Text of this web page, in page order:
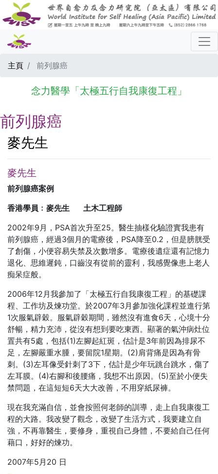
主頁 前列腺癌
念力醫學「太極五行自我康復工程」
前列腺癌
麥先生
麥先生
前列腺癌案例
香港學員﹕麥先生 土木工程師
2002年9月，PSA首次升至25。醫生抽樣化驗證實我患有
前列腺癌，經過3個月的電療後，PSA降至0.2，但是膀胱受
了創傷，小便容易失禁及次數增多。電療後遺症還有記憶力
退化、思維遲鈍，口齒沒有從前的靈利，我感覺像患上老人
痴呆症般。
2006年12月我參加了「太極五行自我康復工程」的基礎課
程、工作坊及煉功堂。於2007年3月參加強化課程並進行第
1次服氣辟穀。服氣辟穀期間，雖然沒有進食6天，心境十分
舒暢，精力充沛，從沒有想到要吃東西。顯著的氣沖病灶位
置共有5處，包括(1)左腳起紅斑，估計是3年前因為排尿不
足，左腳嚴重水腫，要留院1星期。(2)肩背痛是因為有骨
刺。(3)左耳像受針刺了3下，估計是少年玩跳台跳水，傷了
左耳膜。(4)右腳和後腰痛，我想不出原因。(5)至於小便失
禁問題，在這短短6天大大改善，不用穿紙尿褲。
現在我充滿自信，並會按照何老師的訓導，走上自我康復工
程的大路。我改變了觀念，改變了生活方式，我要建立自
強，不再靠醫生，要修身，重視自己身體，不要給自己任何
藉口，好好的煉功。
2007年5月20 日